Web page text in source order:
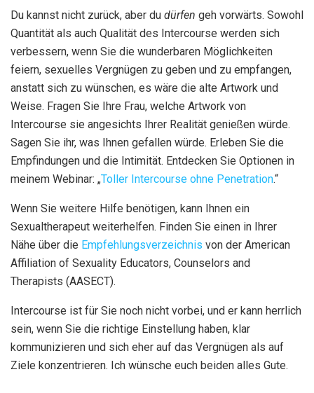
Du kannst nicht zurück, aber du dürfen geh vorwärts. Sowohl
Quantität als auch Qualität des Intercourse werden sich
verbessern, wenn Sie die wunderbaren Möglichkeiten
feiern, sexuelles Vergnügen zu geben und zu empfangen,
anstatt sich zu wünschen, es wäre die alte Artwork und
Weise. Fragen Sie Ihre Frau, welche Artwork von
Intercourse sie angesichts Ihrer Realität genießen würde.
Sagen Sie ihr, was Ihnen gefallen würde. Erleben Sie die
Empfindungen und die Intimität. Entdecken Sie Optionen in
meinem Webinar: „Toller Intercourse ohne Penetration.“
Wenn Sie weitere Hilfe benötigen, kann Ihnen ein
Sexualtherapeut weiterhelfen. Finden Sie einen in Ihrer
Nähe über die Empfehlungsverzeichnis von der American
Affiliation of Sexuality Educators, Counselors and
Therapists (AASECT).
Intercourse ist für Sie noch nicht vorbei, und er kann herrlich
sein, wenn Sie die richtige Einstellung haben, klar
kommunizieren und sich eher auf das Vergnügen als auf
Ziele konzentrieren. Ich wünsche euch beiden alles Gute.